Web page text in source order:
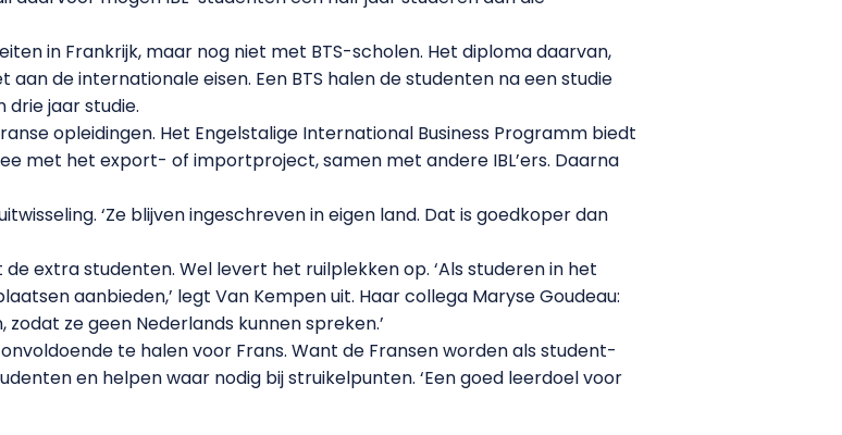
in Frankrijk, maar nog niet met BTS-scholen. Het diploma daarvan,
de internationale eisen. Een BTS halen de studenten na een studie
jaar studie.
opleidingen. Het Engelstalige International Business Programm biedt
met het export- of importproject, samen met andere IBL’ers. Daarna
‘Ze blijven ingeschreven in eigen land. Dat is goedkoper dan
extra studenten. Wel levert het ruilplekken op. ‘Als studeren in het
aanbieden,’ legt Van Kempen uit. Haar collega Maryse Goudeau:
ze geen Nederlands kunnen spreken.’
te halen voor Frans. Want de Fransen worden als student-
en helpen waar nodig bij struikelpunten. ‘Een goed leerdoel voor